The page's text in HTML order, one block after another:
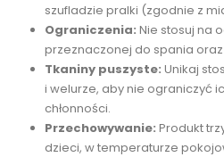
szufladzie pralki (zgodnie z
Ograniczenia: Nie stosuj na
przeznaczonej do spania
Tkaniny puszyste: Unikaj
i welurze, aby nie ograniczyć
chłonności.
Przechowywanie: Produkt
dzieci, w temperaturze